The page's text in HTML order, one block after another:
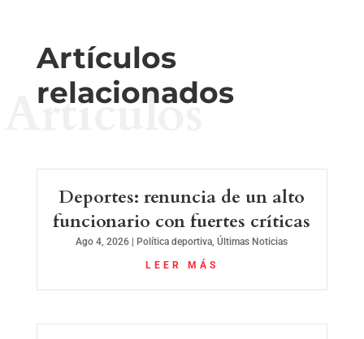
Artículos
relacionados
Artículos
Deportes: renuncia de un alto
funcionario con fuertes críticas
Ago 4, 2026 | Política deportiva ,Últimas Noticias
LEER MÁS